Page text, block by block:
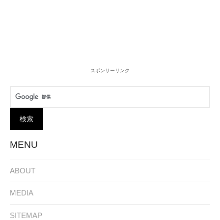
スポンサーリンク
MENU
ABOUT
MEDIA
SITEMAP